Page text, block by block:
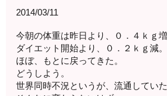
2014/03/11
今朝の体重は昨日より、０．４ｋｇ増
ダイエット開始より、０．２ｋｇ減。
ほぼ、もとに戻ってきた。
どうしよう。
世界同時不況というが、流通してい